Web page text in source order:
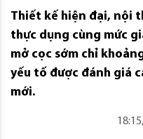
Thiết kế hiện đại, nội
thực dụng cùng mức
mở cọc sớm chỉ
yếu tố được đánh giá
mới.